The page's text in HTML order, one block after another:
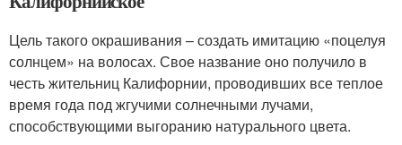
Цель такого окрашивания – создать имитацию «поцелуя
солнцем» на волосах. Свое название оно получило в
честь жительниц Калифорнии, проводивших все теплое
время года под жгучими солнечными лучами,
способствующими выгоранию натурального цвета.